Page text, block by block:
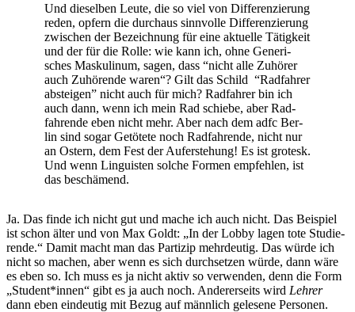
Und die­sel­ben Leu­te, die so viel von Dif­fe­ren­zie­rung
reden, opfern die durch­aus sinn­vol­le Dif­fe­ren­zie­rung
zwi­schen der Bezeich­nung für eine aktu­el­le Tätig­keit
und der für die Rol­le: wie kann ich, ohne Gene­ri­
sches Mas­ku­li­num, sagen, dass “nicht alle Zuhö­rer
auch Zuhö­ren­de waren“? Gilt das Schild “Rad­fah­rer
abstei­gen” nicht auch für mich? Rad­fah­rer bin ich
auch dann, wenn ich mein Rad schie­be, aber Rad­
fah­ren­de eben nicht mehr. Aber nach dem adfc Ber­
lin sind sogar Getö­te­te noch Rad­fah­ren­de, nicht nur
an Ostern, dem Fest der Auf­er­ste­hung! Es ist gro­tesk.
Und wenn Lin­gu­is­ten sol­che For­men emp­feh­len, ist
das beschämend.
Ja. Das fin­de ich nicht gut und mache ich auch nicht. Das Bei­spiel
ist schon älter und von Max Goldt: „In der Lob­by lagen tote Stu­die­
ren­de.“ Damit macht man das Par­ti­zip mehr­deu­tig. Das wür­de ich
nicht so machen, aber wenn es sich durch­set­zen wür­de, dann wäre
es eben so. Ich muss es ja nicht aktiv so ver­wen­den, denn die Form
„Student*innen“ gibt es ja auch noch. Ande­rer­seits wird Leh­rer
dann eben ein­deu­tig mit Bezug auf männ­lich gele­se­ne Personen.